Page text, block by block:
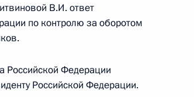
Федерации заместитель
комитета –
В.И. ответ
по контролю за оборотом
Российской Федерации
Российской Федерации.